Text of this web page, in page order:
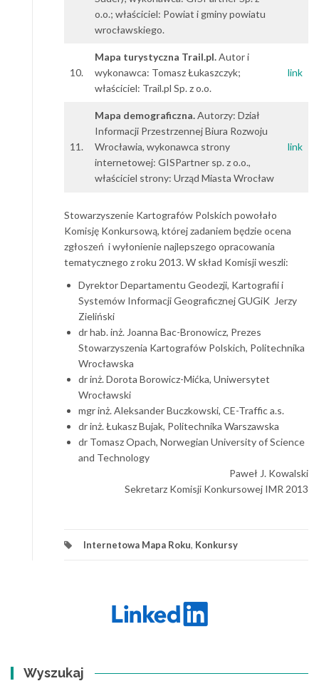
o.o.; właściciel: Powiat i gminy powiatu
wrocławskiego.
10.
Mapa turystyczna Trail.pl.Autor i
wykonawca: Tomasz Łukaszczyk;
właściciel: Trail.pl Sp. z o.o.
link
11.
Mapa demograficzna.Autorzy: Dział
Informacji Przestrzennej Biura Rozwoju
Wrocławia, wykonawca strony
internetowej: GISPartner sp. z o.o.,
właściciel strony: Urząd Miasta Wrocław
link
Stowarzyszenie Kartografów Polskich powołało
Komisję Konkursową, której zadaniem będzie ocena
zgłoszeń i wyłonienie najlepszego opracowania
tematycznego z roku 2013. W skład Komisji weszli:
Dyrektor Departamentu Geodezji, Kartografii i
Systemów Informacji Geograficznej GUGiK Jerzy
Zieliński
dr hab. inż. Joanna Bac-Bronowicz, Prezes
Stowarzyszenia Kartografów Polskich, Politechnika
Wrocławska
dr inż. Dorota Borowicz-Mićka, Uniwersytet
Wrocławski
mgr inż. Aleksander Buczkowski, CE-Traffic a.s.
dr inż. Łukasz Bujak, Politechnika Warszawska
dr Tomasz Opach, Norwegian University of Science
and Technology
Paweł J. Kowalski
Sekretarz Komisji Konkursowej IMR 2013
Internetowa Mapa Roku, Konkursy
Wyszukaj